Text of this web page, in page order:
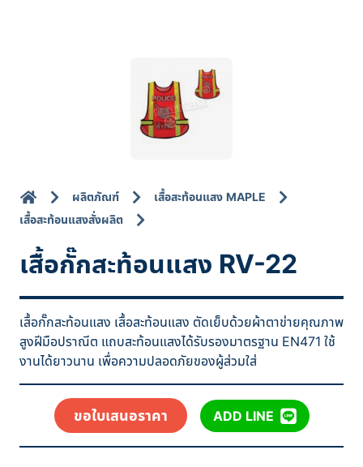
ผลิตภัณฑ์
เสื้อสะท้อนแสง MAPLE
เสื้อสะท้อนแสงสั่งผลิต
เสื้อกั๊กสะท้อนแสง RV-22
เสื้อกั๊กสะท้อนแสง เสื้อสะท้อนแสง ตัดเย็บด้วยผ้าตาข่ายคุณภาพ
สูงฝีมือปราณีต แถบสะท้อนแสงได้รับรองมาตรฐาน EN471 ใช้
งานได้ยาวนาน เพื่อความปลอดภัยของผู้ส่วมใส่
ขอใบเสนอราคา ADD LINE